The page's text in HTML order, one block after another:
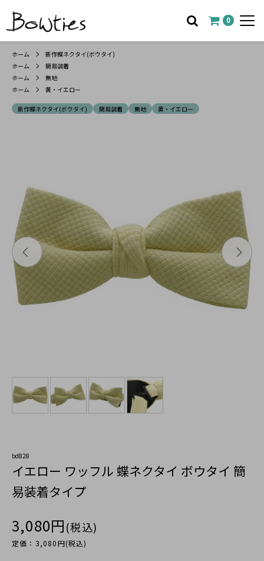
0
ホーム
新作蝶ネクタイ(ボウタイ)
ホーム
簡易装着
ホーム
無地
ホーム
黄・イエロー
新作蝶ネクタイ(ボウタイ) 簡易装着 無地 黄・イエロー
bd828
イエロー ワッフル 蝶ネクタイ ボウタイ 簡
易装着タイプ
3,080円(税込)
定価：3,080円(税込)